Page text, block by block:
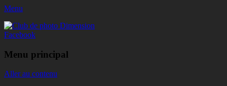
Menu
Club de photo Dimension
Facebook
Menu principal
Aller au contenu